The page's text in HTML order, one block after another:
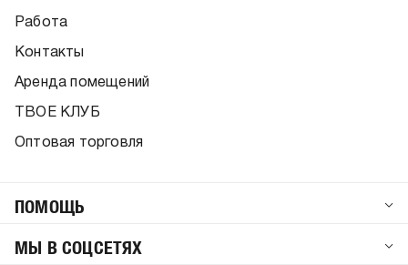
Работа
Контакты
Аренда помещений
ТВОЕ КЛУБ
Оптовая торговля
ПОМОЩЬ
МЫ В СОЦСЕТЯХ